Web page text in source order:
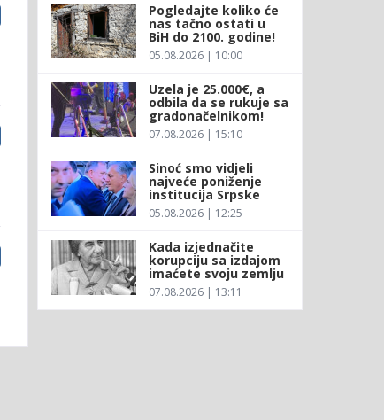
Pogledajte koliko će
nas tačno ostati u
BiH do 2100. godine!
05.08.2026 | 10:00
Uzela je 25.000€, a
odbila da se rukuje sa
gradonačelnikom!
07.08.2026 | 15:10
Sinoć smo vidjeli
najveće poniženje
institucija Srpske
05.08.2026 | 12:25
Kada izjednačite
korupciju sa izdajom
imaćete svoju zemlju
07.08.2026 | 13:11